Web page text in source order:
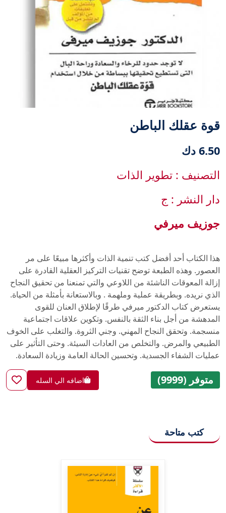
قوة عقلك الباطن
6.50 دك
التصنيف : تطوير الذات
دار النشر : ج
جوزيف ميرفي
هذا الكتاب أحد أفضل كتب تنمية الذات وأكثرها مبيعًا على مر
العصور. وهذه الطبعة توضح تقنيات التركيز العقلية القادرة على
إزالة المعوقات الناشئة من اللاوعي والتي تمنعنا من تحقيق النجاح
الذي نريده. وبطريقة عملية وملهمة . وبالاستعانة بأمثلة من الحياة.
يستعرض كتاب الدكتور ميرفي طرقًا لإطلاق العنان للقوى
المدهشة من أجل بناء الثقة بالنفس. وتكوين علاقات اجتماعية
منسجمة. وتحقق النجاح المهني. وجني الثروة. والتغلب على الخوف
الطبيعي والمرض. والتخلص من العادات السيئة. وحتى التأثير على
عمليات الشفاء الجسدية. وتحسين الحالة العامة وزيادة السعادة.
متوفر (9999) اضافه الي السله
كتب متاحة